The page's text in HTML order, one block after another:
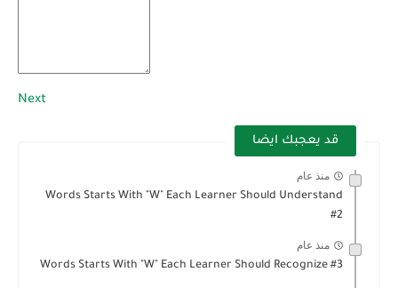
Next
قد يعجبك ايضا
منذ عام
Words Starts With "W" Each Learner Should Understand
#2
منذ عام
Words Starts With "W" Each Learner Should Recognize #3